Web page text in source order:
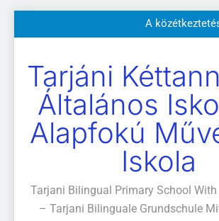
a
Szülői értekezletek 2026.
A
Kötelező és ajánlott
Szülői értekezletek 2026.
A
Kötelező és ajánlott
A Mi
Tarjáni
Általános
Alapfokú
Iskola
Tarjani Bilingual Primary School
– Tarjani Bilinguale Grundschule